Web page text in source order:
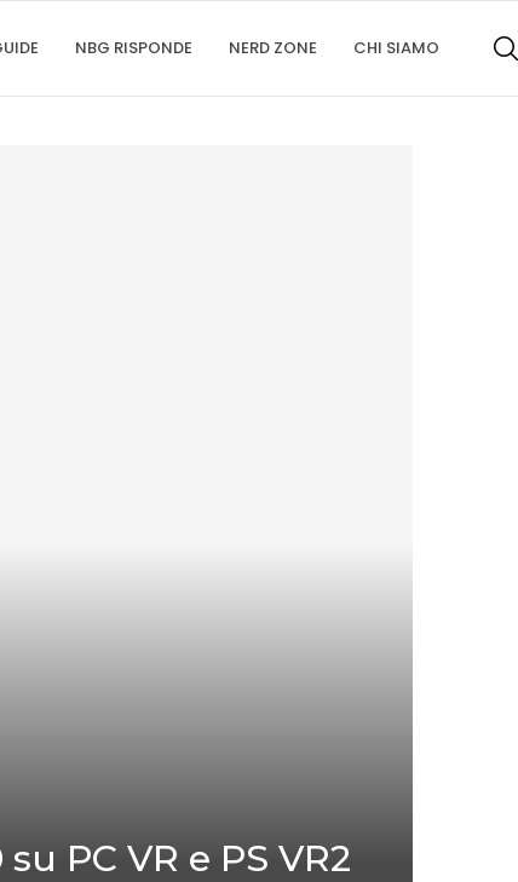
NBG RISPONDE NERD ZONE CHI SIAMO
PC VR e PS VR2